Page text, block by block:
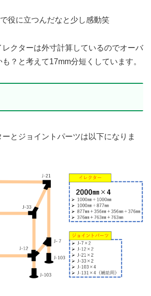
役に立つんだなと少し感動笑
クターは外寸計算しているのでオーバ
？と考えて17mm分短くしています。
とジョイントパーツは以下になりま